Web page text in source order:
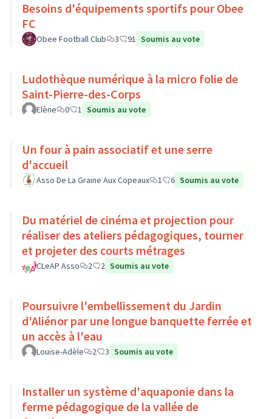
Besoins d'équipements sportifs pour Obee
FC
Obee Football Club 3 91 Soumis au vote
Ludothèque numérique à la micro folie de
Saint-Pierre-des-Corps
Elène 0 1 Soumis au vote
Un four à pain associatif et une serre
d'accueil
Asso De La Graine Aux Copeaux 1 6 Soumis au vote
Du matériel de cinéma et projection pour
réaliser des ateliers pédagogiques, tourner
et projeter des courts métrages
CLeAP Asso 2 2 Soumis au vote
Poursuivre l'embellissement du Jardin
d'Aliénor par une longue banquette ferrée et
un accès à l'eau
Louise-Adèle 2 3 Soumis au vote
Installer un système d'aquaponie dans la
ferme pédagogique de la vallée de